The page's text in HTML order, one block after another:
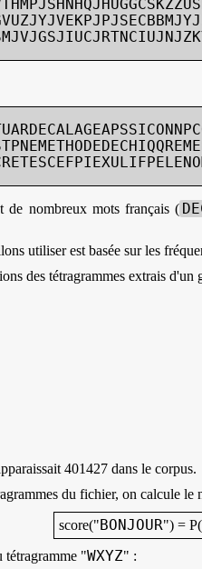
de nombreux mots français (
utiliser est basée sur les
des tétragrammes extrais
401427 dans le corpus.
du fichier, on calcule le
score("BONJOUR") =
tétragramme "WXYZ" :